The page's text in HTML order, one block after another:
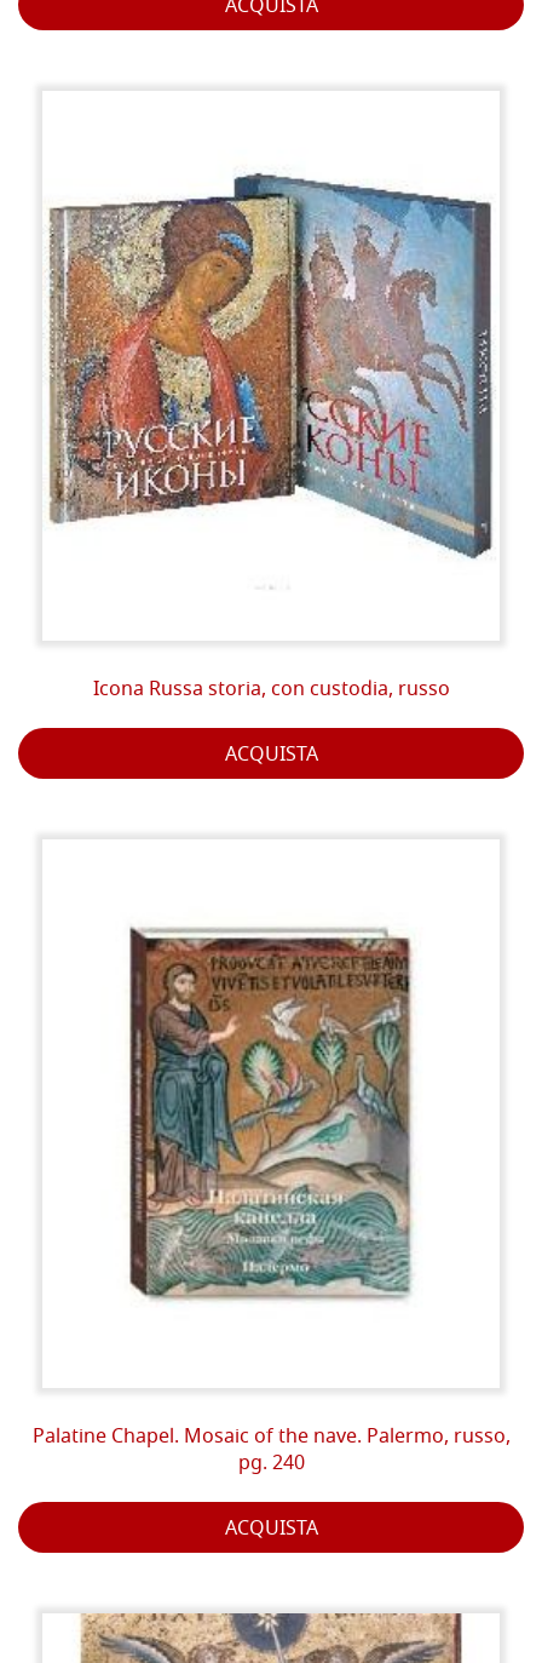
ACQUISTA
Icona Russa storia, con custodia, russo
ACQUISTA
Palatine Chapel. Mosaic of the nave. Palermo, russo,
pg. 240
ACQUISTA